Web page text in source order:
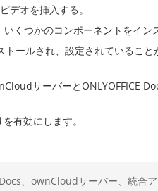
デオを挿入する。
くつかのコンポーネントをイン
トールされ、設定されていること
サーバーとONLYOFFICE
を有効にします。
、ownCloudサーバー、統合